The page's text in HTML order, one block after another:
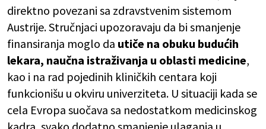
direktno povezani sa zdravstvenim sistemom
Austrije. Stručnjaci upozoravaju da bi smanjenje
finansiranja moglo da utiče na obuku budućih
lekara, naučna istraživanja u oblasti medicine,
kao i na rad pojedinih kliničkih centara koji
funkcionišu u okviru univerziteta. U situaciji kada se
cela Evropa suočava sa nedostatkom medicinskog